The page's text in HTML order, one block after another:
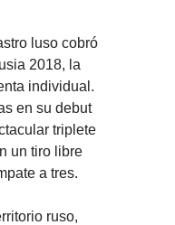
luso cobró
2018, la
individual.
en su debut
triplete
un tiro libre
a tres.
ruso,